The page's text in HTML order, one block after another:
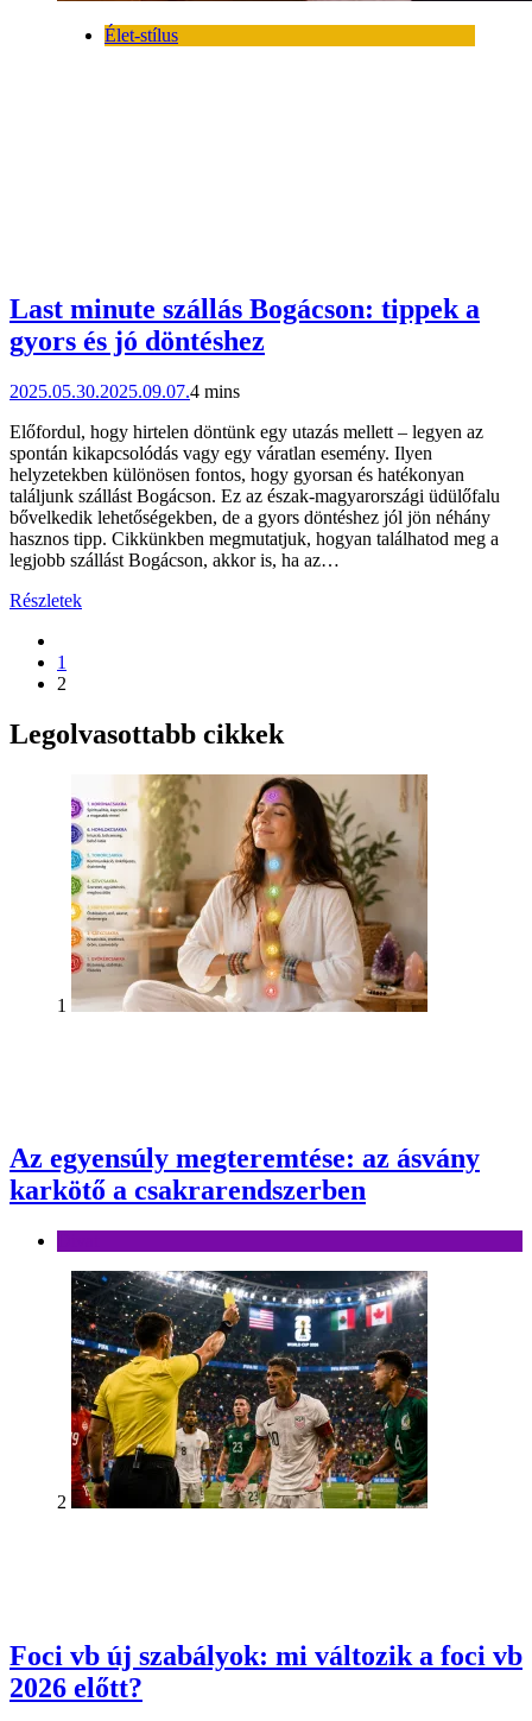
Élet-stílus
Last minute szállás Bogácson: tippek a
gyors és jó döntéshez
2025.05.30.2025.09.07.4 mins
Előfordul, hogy hirtelen döntünk egy utazás mellett – legyen az
spontán kikapcsolódás vagy egy váratlan esemény. Ilyen
helyzetekben különösen fontos, hogy gyorsan és hatékonyan
találjunk szállást Bogácson. Ez az észak-magyarországi üdülőfalu
bővelkedik lehetőségekben, de a gyors döntéshez jól jön néhány
hasznos tipp. Cikkünkben megmutatjuk, hogyan találhatod meg a
legjobb szállást Bogácson, akkor is, ha az…
Részletek
1
2
Legolvasottabb cikkek
1
Az egyensúly megteremtése: az ásvány
karkötő a csakrarendszerben
2
Foci vb új szabályok: mi változik a foci vb
2026 előtt?